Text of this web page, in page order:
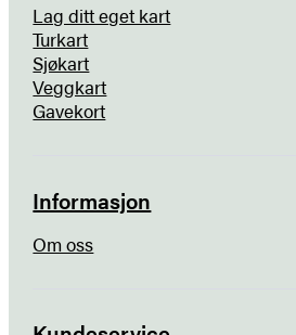
Lag ditt eget kart
Turkart
Sjøkart
Veggkart
Gavekort
Informasjon
Om oss